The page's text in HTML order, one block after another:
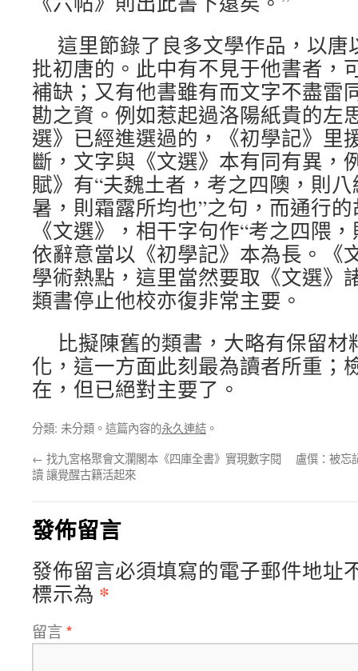
這里節錄了良多文學作品，以
批初唐的。此中有不見于他書者，
補缺；又有他書雖有而文字不盡雷
勘之資。例如惹起過洛陽紙貴的左
選》已經進選過的，《初學記》里
斷，文字與《文選》本有同有異，
賦》有“夫魏土者，考之四隩，則
暑，則霜露所均也”之句，而通行
《文選》，相干字句作“考之四隈
依辭意當以《初學記》本為長。《
學術熱點，這里當然要取《文選》
類書停止他校亦復非常主要。
比擬陳舊的類書，大略有保留
化，這一方面此刻最為讀者所重；
在，但已絕對主要了。
分類: 未分類。這篇內容的永久連結 。
← 找九宮格聚會文瀾閣本《四庫全書》實現數字閱
讀 讓覺醒古籍活起來
盧僎：被忘
發佈留言
發佈留言必須填寫的電子郵件地址
標示為 *
留言 *